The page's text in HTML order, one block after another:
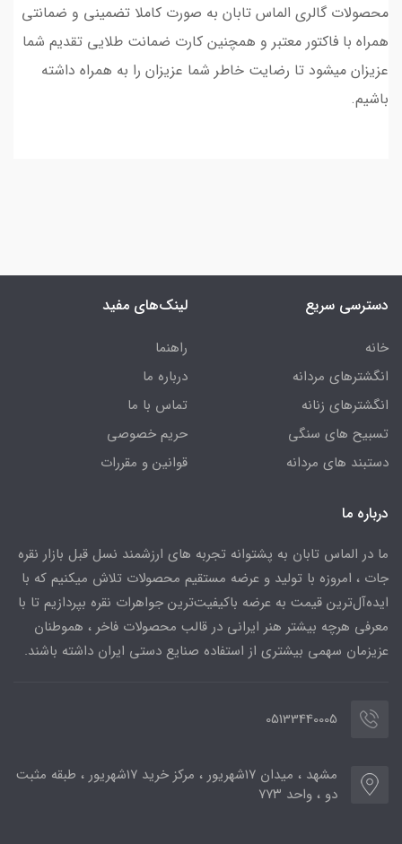
محصولات گالری الماس تابان به صورت کاملا تضمینی و ضمانتی
همراه با فاکتور معتبر و همچنین کارت ضمانت طلایی تقدیم شما
عزیزان میشود تا رضایت خاطر شما عزیزان را به همراه داشته
باشیم.
دسترسی سریع
خانه
انگشترهای مردانه
انگشترهای زنانه
تسبیح های سنگی
دستبند های مردانه
لینک‌های مفید
راهنما
درباره ما
تماس با ما
حریم خصوصی
قوانین و مقررات
درباره ما
ما در الماس تابان به پشتوانه تجربه های ارزشمند نسل قبل بازار نقره
جات ، امروزه با تولید و عرضه مستقیم محصولات تلاش میکنیم که با
ایده‌آل‌ترین قیمت به عرضه باکیفیت‌ترین جواهرات نقره بپردازیم تا با
معرفی هرچه بیشتر هنر ایرانی در قالب محصولات فاخر ، هموطنان
عزیزمان سهمی بیشتری از استفاده صنایع دستی ایران داشته باشند.
05133440005
مشهد ، میدان ۱۷شهریور ، مرکز خرید ۱۷شهریور ، طبقه مثبت
دو ، واحد ۷۷۳